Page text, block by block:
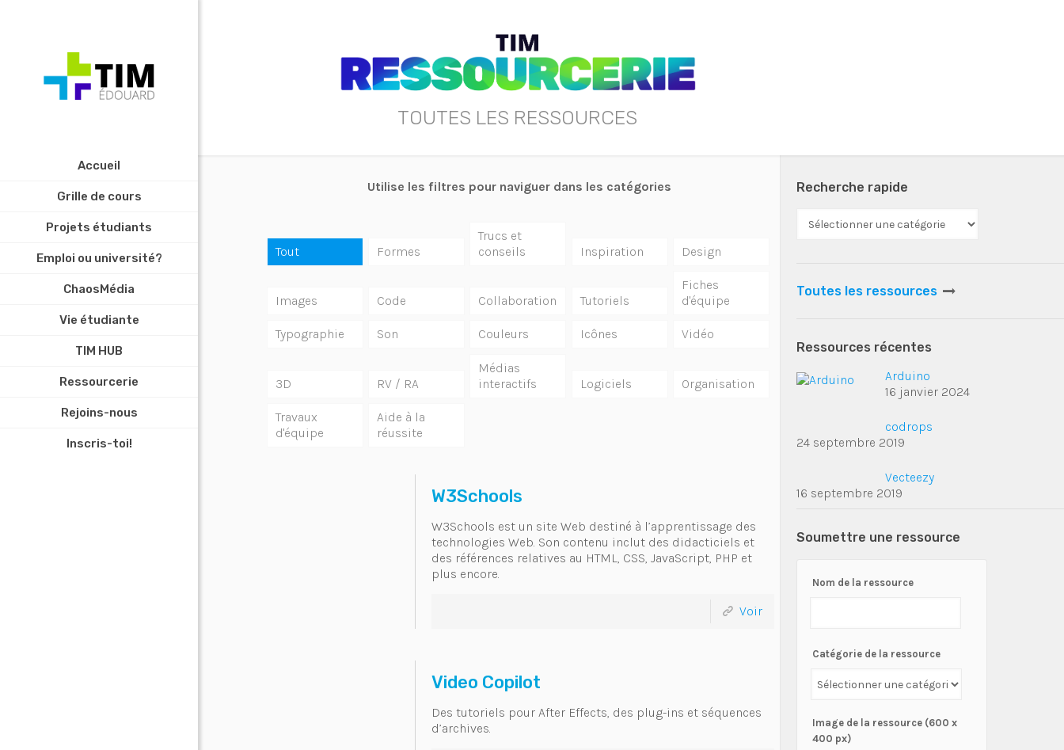
Accueil
Grille de cours
Projets étudiants
Emploi ou université?
ChaosMédia
Vie étudiante
TIM HUB
Ressourcerie
Rejoins-nous
Inscris-toi!
TOUTES LES RESSOURCES
Utilise les filtres pour naviguer dans les catégories
Tout Formes
Trucs et
conseils
Inspiration Design
Images Code Collaboration Tutoriels
Fiches
d'équipe
Typographie Son Couleurs Icônes Vidéo
3D RV / RA
Médias
interactifs
Logiciels Organisation
Travaux
d'équipe
Aide à la
réussite
W3Schools
W3Schools est un site Web destiné à l’apprentissage des
technologies Web. Son contenu inclut des didacticiels et
des références relatives au HTML, CSS, JavaScript, PHP et
plus encore.
Voir
Video Copilot
Des tutoriels pour After Effects, des plug-ins et séquences
d’archives.
Recherche rapide
Toutes les ressources
Ressources récentes
Arduino
16 janvier 2024
codrops
24 septembre 2019
Vecteezy
16 septembre 2019
Soumettre une ressource
Nom de la ressource
Catégorie de la ressource
Image de la ressource (600 x
400 px)